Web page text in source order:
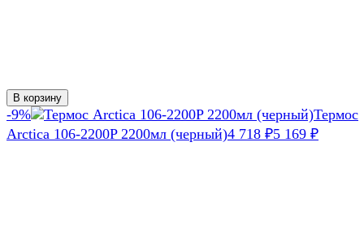
В корзину
-9%
Термос
Arctica 106-2200P 2200мл (черный)4 718 ₽5 169 ₽